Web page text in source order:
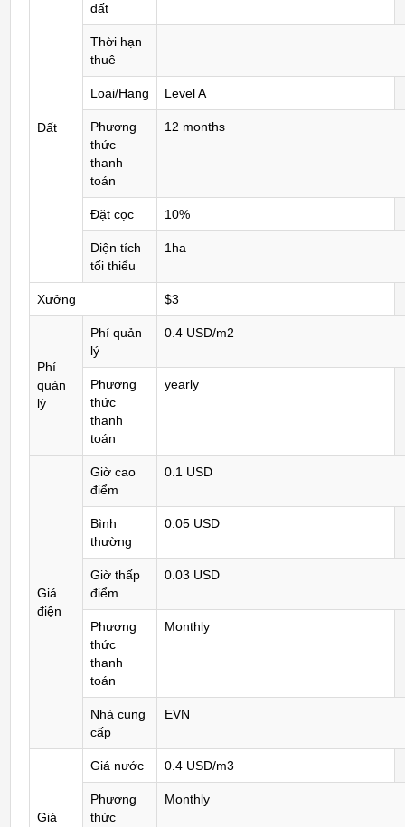
Đất
đất
Thời hạn
thuê
Loại/Hạng Level A
Phương
thức
thanh
toán
12 months
Đặt cọc 10%
Diện tích
tối thiểu
1ha
Xưởng $3
Phí
quản
lý
Phí quản
lý
0.4 USD/m2
Phương
thức
thanh
toán
yearly
Giá
điện
Giờ cao
điểm
0.1 USD
Bình
thường
0.05 USD
Giờ thấp
điểm
0.03 USD
Phương
thức
thanh
toán
Monthly
Nhà cung
cấp
EVN
Giá
Giá nước 0.4 USD/m3
Phương
thức
Monthly